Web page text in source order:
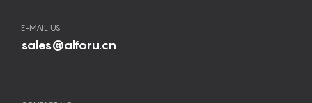
E-MAIL US
sales@alforu.cn